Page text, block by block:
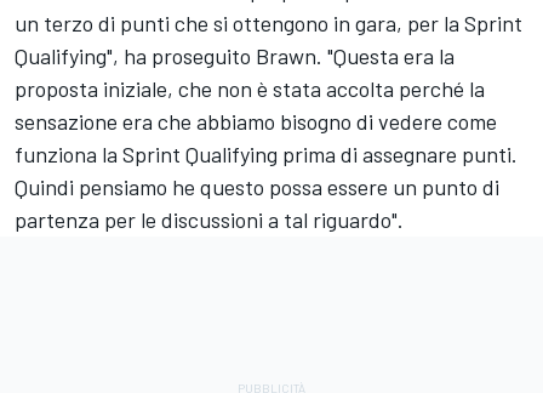
un terzo di punti che si ottengono in gara, per la Sprint
Qualifying", ha proseguito Brawn. "Questa era la
proposta iniziale, che non è stata accolta perché la
sensazione era che abbiamo bisogno di vedere come
funziona la Sprint Qualifying prima di assegnare punti.
Quindi pensiamo he questo possa essere un punto di
partenza per le discussioni a tal riguardo".